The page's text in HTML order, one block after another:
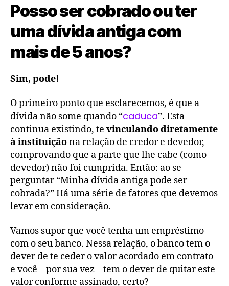
Posso ser cobrado ou ter
uma dívida antiga com
mais de 5 anos?
Sim, pode!
O primeiro ponto que esclarecemos, é que a
dívida não some quando “caduca”. Esta
continua existindo, te vinculando diretamente
à instituiçãona relação de credor e devedor,
comprovando que a parte que lhe cabe (como
devedor) não foi cumprida. Então: ao se
perguntar “Minha dívida antiga pode ser
cobrada?” Há uma série de fatores que devemos
levar em consideração.
Vamos supor que você tenha um empréstimo
com o seu banco. Nessa relação, o banco tem o
dever de te ceder o valor acordado em contrato
e você – por sua vez – tem o dever de quitar este
valor conforme assinado, certo?